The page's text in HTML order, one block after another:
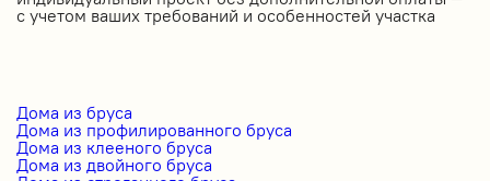
с учетом ваших требований и особенностей участка
Дома из бруса
Дома из профилированного бруса
Дома из клееного бруса
Дома из двойного бруса